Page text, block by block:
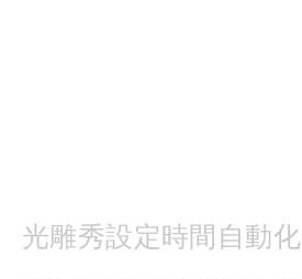
光雕秀設定時間自動化